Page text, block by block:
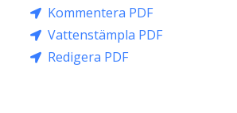
Kommentera PDF
Vattenstämpla PDF
Redigera PDF